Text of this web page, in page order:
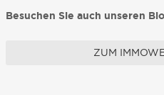
Besuchen Sie auch unseren
ZUM